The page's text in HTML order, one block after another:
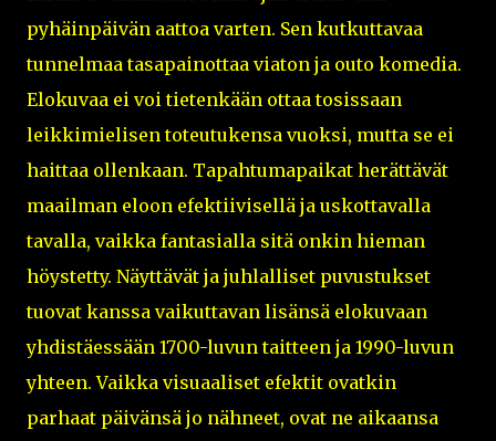
pyhäinpäivän aattoa varten. Sen kutkuttavaa
tunnelmaa tasapainottaa viaton ja outo komedia.
Elokuvaa ei voi tietenkään ottaa tosissaan
leikkimielisen toteutukensa vuoksi, mutta se ei
haittaa ollenkaan. Tapahtumapaikat herättävät
maailman eloon efektiivisellä ja uskottavalla
tavalla, vaikka fantasialla sitä onkin hieman
höystetty. Näyttävät ja juhlalliset puvustukset
tuovat kanssa vaikuttavan lisänsä elokuvaan
yhdistäessään 1700-luvun taitteen ja 1990-luvun
yhteen. Vaikka visuaaliset efektit ovatkin
parhaat päivänsä jo nähneet, ovat ne aikaansa